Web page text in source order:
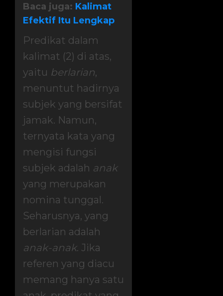
Baca juga: Kalimat
Efektif Itu Lengkap
Predikat dalam
kalimat (2) di atas,
yaitu berlarian,
menuntut hadirnya
subjek yang bersifat
jamak. Namun,
ternyata kata yang
mengisi fungsi
subjek adalah anak
yang merupakan
nomina tunggal.
Seharusnya, yang
berlarian adalah
anak-anak. Jika
referen yang diacu
memang hanya satu